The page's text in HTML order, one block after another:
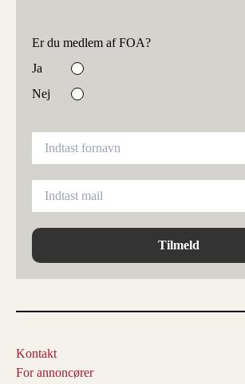
Er du medlem af FOA?
Ja
Nej
Tilmeld
Kontakt
For annoncører